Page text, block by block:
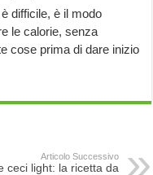
difficile, è il modo
le calorie, senza
cose prima di dare inizio
Articolo Successivo
ceci light: la ricetta da